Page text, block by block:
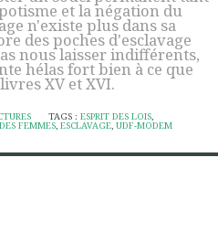
et la négation du
n'existe plus dans sa
des poches d'esclavage
nous laisser indifférents,
hélas fort bien à ce que
XV et XVI.
TAGS :ESPRIT DES LOIS,
FEMMES, ESCLAVAGE, UDF-MODEM